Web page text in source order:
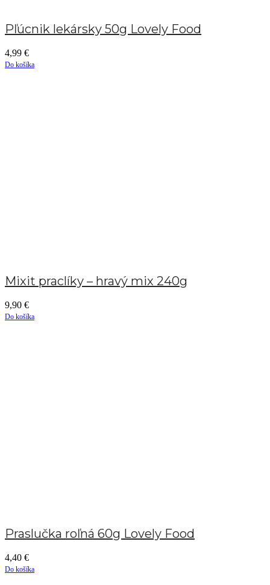
Pľúcnik lekársky 50g Lovely Food
4,99 €
Do košíka
Mixit praclíky – hravý mix 240g
9,90 €
Do košíka
Praslučka roľná 60g Lovely Food
4,40 €
Do košíka